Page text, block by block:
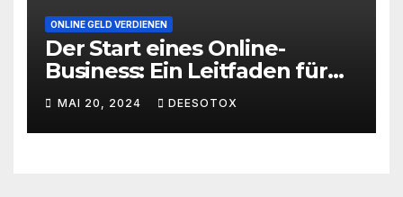
ONLINE GELD VERDIENEN
Der Start eines Online-
Business: Ein Leitfaden für
den erfolgreichen Einstieg
MAI 20, 2024 DEESOTOX